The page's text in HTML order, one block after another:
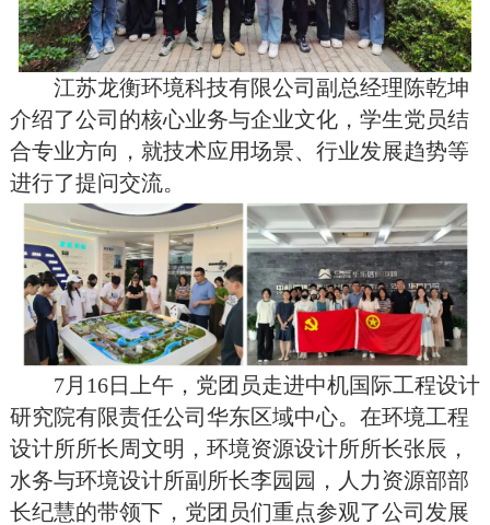
江苏龙衡环境科技有限公司副总经理陈乾坤
介绍了公司的核心业务与企业文化，学生党员结
合专业方向，就技术应用场景、行业发展趋势等
进行了提问交流。
7月16日上午，党团员走进中机国际工程设计
研究院有限责任公司华东区域中心。在环境工程
设计所所长周文明，环境资源设计所所长张辰，
水务与环境设计所副所长李园园，人力资源部部
长纪慧的带领下，党团员们重点参观了公司发展